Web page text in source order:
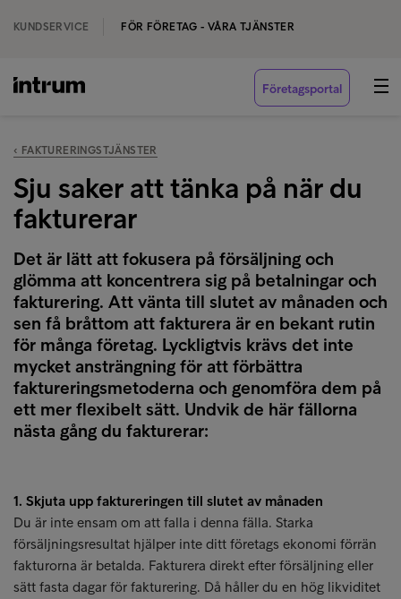
KUNDSERVICE FÖR FÖRETAG - VÅRA TJÄNSTER
Företagsportal
‹ FAKTURERINGSTJÄNSTER
Sju saker att tänka på när du
fakturerar
Det är lätt att fokusera på försäljning och
glömma att koncentrera sig på betalningar och
fakturering. Att vänta till slutet av månaden och
sen få bråttom att fakturera är en bekant rutin
för många företag. Lyckligtvis krävs det inte
mycket ansträngning för att förbättra
faktureringsmetoderna och genomföra dem på
ett mer flexibelt sätt. Undvik de här fällorna
nästa gång du fakturerar:
1. Skjuta upp faktureringen till slutet av månaden
Du är inte ensam om att falla i denna fälla. Starka
försäljningsresultat hjälper inte ditt företags ekonomi förrän
fakturorna är betalda. Fakturera direkt efter försäljning eller
sätt fasta dagar för fakturering. Då håller du en hög likviditet